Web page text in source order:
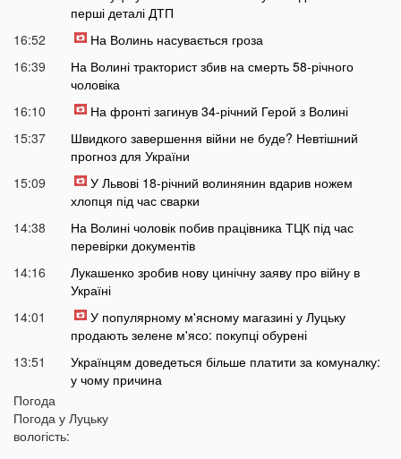
перші деталі ДТП
16:52
На Волинь насувається гроза
16:39
На Волині тракторист збив на смерть 58-річного
чоловіка
16:10
На фронті загинув 34-річний Герой з Волині
15:37
Швидкого завершення війни не буде? Невтішний
прогноз для України
15:09
У Львові 18-річний волинянин вдарив ножем
хлопця під час сварки
14:38
На Волині чоловік побив працівника ТЦК під час
перевірки документів
14:16
Лукашенко зробив нову цинічну заяву про війну в
Україні
14:01
У популярному м'ясному магазині у Луцьку
продають зелене м'ясо: покупці обурені
13:51
Українцям доведеться більше платити за комуналку:
у чому причина
13:30
у чоловіків: деталі
Погода
Погода у Луцьку
вологість: